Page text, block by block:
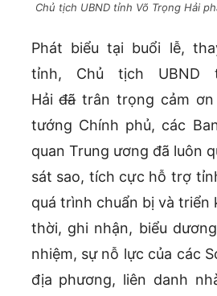
Chủ tịch UBND tỉnh Võ Trọng Hải
Phát biểu tại buổi lễ,
tỉnh, Chủ tịch UBND
Hảiđãtrân trọng cảm ơn
tướng Chính phủ, các
quan Trung ương đã luôn
sát sao, tích cực hỗ trợ
quá trình chuẩn bị và triển
thời, ghi nhận, biểu
nhiệm, sự nỗ lực của các
địa phương, liên danh